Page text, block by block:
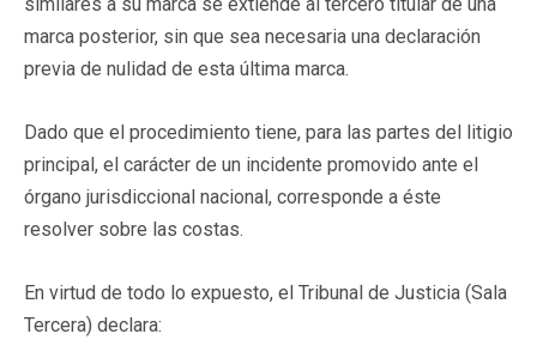
marca posterior, sin que sea necesaria una declaración
previa de nulidad de esta última marca.
Dado que el procedimiento tiene, para las partes del litigio
principal, el carácter de un incidente promovido ante el
órgano jurisdiccional nacional, corresponde a éste
resolver sobre las costas.
En virtud de todo lo expuesto, el Tribunal de Justicia (Sala
Tercera) declara: